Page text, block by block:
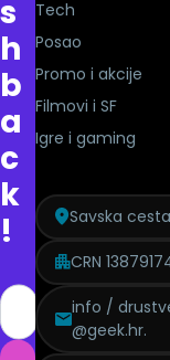
s
h
b
a
c
k
!
Tech
Posao
Promo i akcije
Filmovi i SF
Igre i gaming
Savska
CRN
info /
@geek.hr.